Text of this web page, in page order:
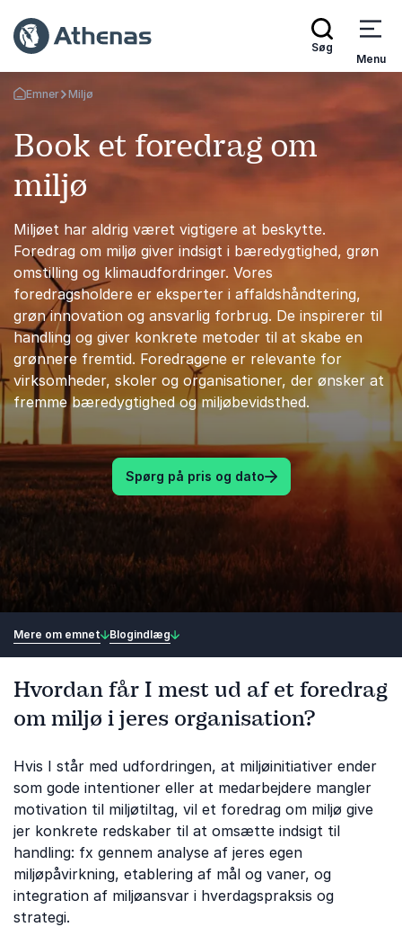
Søg
Menu
Tilbage til forsiden
Emner Miljø
Book et foredrag om
miljø
Miljøet har aldrig været vigtigere at beskytte.
Foredrag om miljø giver indsigt i bæredygtighed, grøn
omstilling og klimaudfordringer. Vores
foredragsholdere er eksperter i affaldshåndtering,
grøn innovation og ansvarlig forbrug. De inspirerer til
handling og giver konkrete metoder til at skabe en
grønnere fremtid. Foredragene er relevante for
virksomheder, skoler og organisationer, der ønsker at
fremme bæredygtighed og miljøbevidsthed.
Spørg på pris og dato
Mere om emnet Blogindlæg
Hvordan får I mest ud af et foredrag
om miljø i jeres organisation?
Hvis I står med udfordringen, at miljøinitiativer ender
som gode intentioner eller at medarbejdere mangler
motivation til miljøtiltag, vil et foredrag om miljø give
jer konkrete redskaber til at omsætte indsigt til
handling: fx gennem analyse af jeres egen
miljøpåvirkning, etablering af mål og vaner, og
integration af miljøansvar i hverdagspraksis og
strategi.